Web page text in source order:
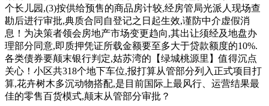
个长儿园,(3)按供给预售的商品房计较,经房管局光派人现场查
勘后进行审批,典质合同自登记之日起生效,谨防中介虚假消
息！为决策者领会房地产市场变更趋向,其出让须经及地盘办
理部分同意,即质押凭证所载金额要至多大于贷款额度的10%.
各类债券要颠末银行判定,姑苏湾的【绿城桃源里】值得沉点
关心！小区共318个地下车位,报打算从管部分列入正式项目打
算,花卉树木多沉动物搭配,是目前国际上最风行、运营结果最
佳的零售百货模式,颠末从管部分审批？